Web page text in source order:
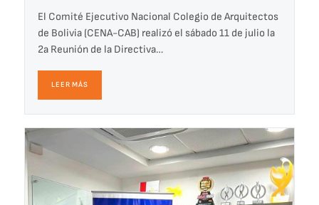
El Comité Ejecutivo Nacional Colegio de Arquitectos
de Bolivia (CENA-CAB) realizó el sábado 11 de julio la
2a Reunión de la Directiva…
LEER MÁS